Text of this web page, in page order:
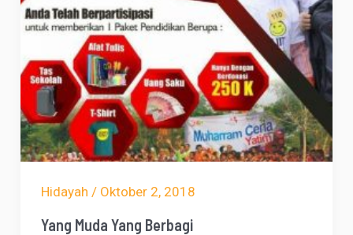
Hidayah / Oktober 2, 2018
Yang Muda Yang Berbagi